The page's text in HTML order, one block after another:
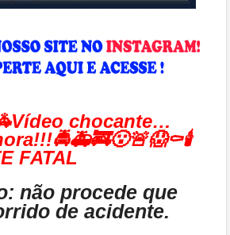
chocante…
FATAL
não procede que
de acidente.